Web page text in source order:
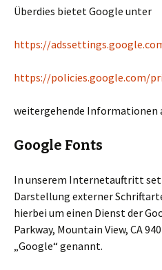
Überdies bietet Google unter
https://
https://policies.google.com/
weitergehende Informationen
Google Fonts
In unserem Internetauftritt
Darstellung externer
hierbei um einen Dienst der
Parkway, Mountain View, CA
„Google“ genannt.